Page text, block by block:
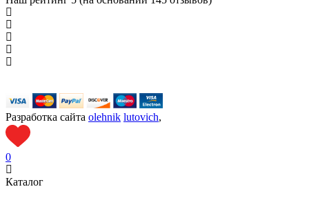
Разработка сайта olehnik lutovich,
0
Каталог